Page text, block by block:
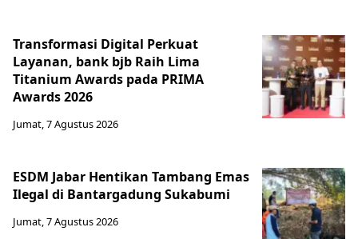
Transformasi Digital Perkuat
Layanan, bank bjb Raih Lima
Titanium Awards pada PRIMA
Awards 2026
Jumat, 7 Agustus 2026
ESDM Jabar Hentikan Tambang Emas
Ilegal di Bantargadung Sukabumi
Jumat, 7 Agustus 2026